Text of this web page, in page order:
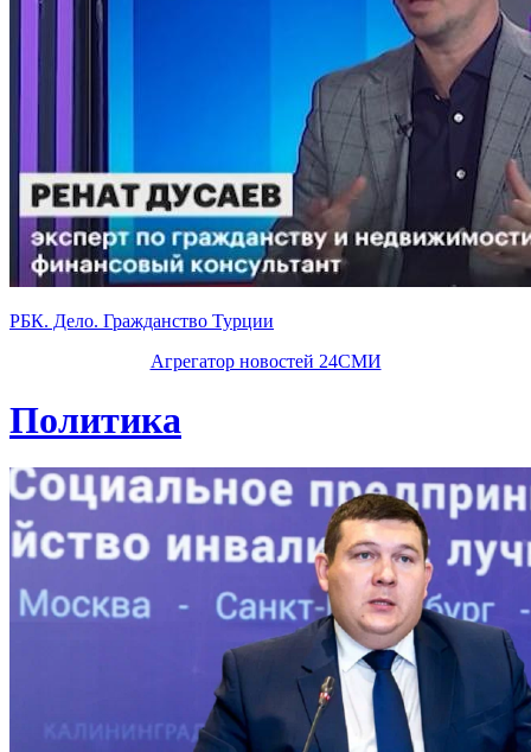
РБК. Дело. Гражданство Турции
Агрегатор новостей 24СМИ
Политика